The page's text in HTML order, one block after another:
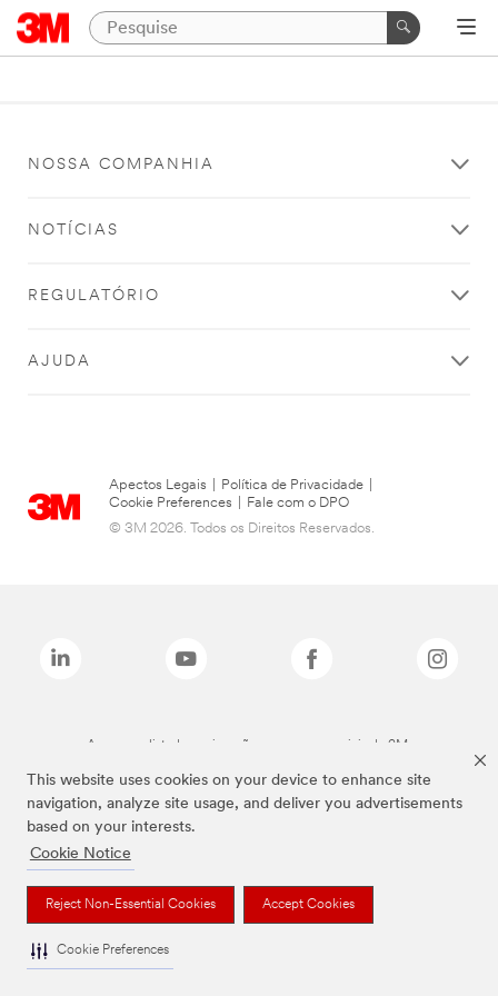
This website uses cookies on your device to enhance site
navigation, analyze site usage, and deliver you advertisements
based on your interests.
Cookie Notice
Reject Non-Essential Cookies Accept Cookies
Cookie Preferences
NOSSA COMPANHIA
NOTÍCIAS
REGULATÓRIO
AJUDA
Apectos Legais Política de Privacidade
Cookie Preferences
Fale com o DPO
© 3M 2026. Todos os Direitos Reservados.
As marcas listadas a cima são marcas comerciais da 3M.